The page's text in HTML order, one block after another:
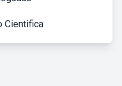
Cientifica